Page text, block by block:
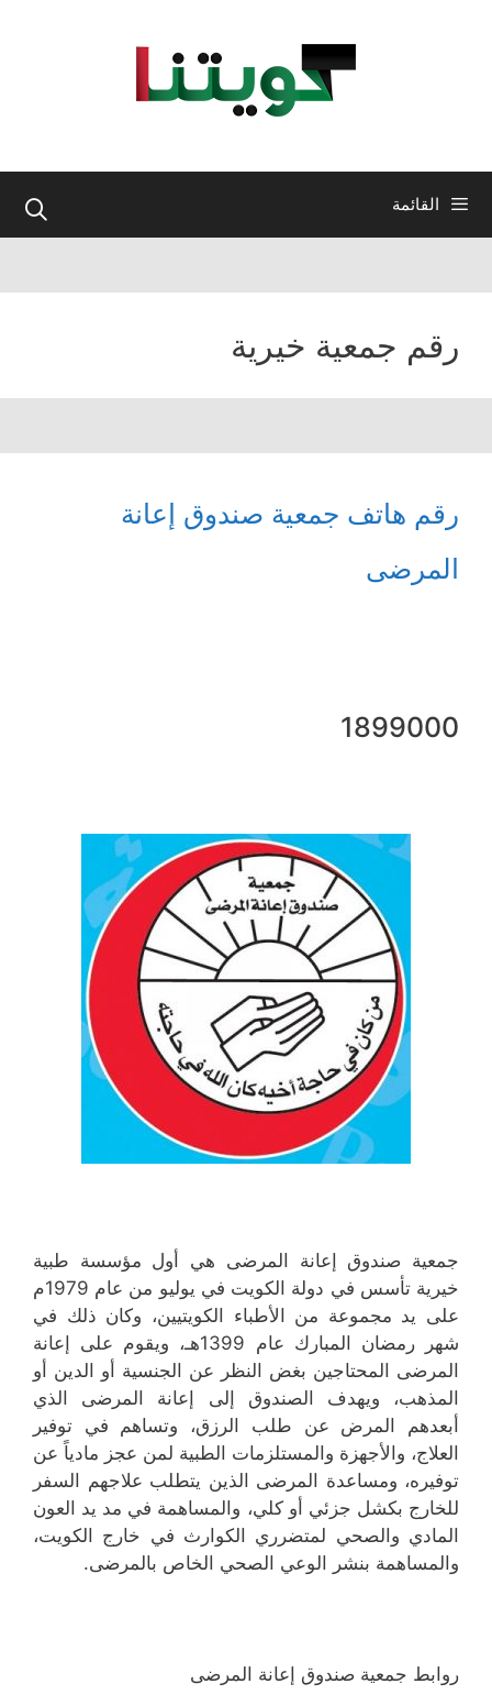
القائمة
رقم جمعية خيرية
رقم هاتف جمعية صندوق إعانة
المرضى
1899000
جمعية صندوق إعانة المرضى هي أول مؤسسة طبية
خيرية تأسس في دولة الكويت في يوليو من عام 1979م
على يد مجموعة من الأطباء الكويتيين، وكان ذلك في
شهر رمضان المبارك عام 1399هـ، ويقوم على إعانة
المرضى المحتاجين بغض النظر عن الجنسية أو الدين أو
المذهب، ويهدف الصندوق إلى إعانة المرضى الذي
أبعدهم المرض عن طلب الرزق، وتساهم في توفير
العلاج، والأجهزة والمستلزمات الطبية لمن عجز مادياً عن
توفيره، ومساعدة المرضى الذين يتطلب علاجهم السفر
للخارج بكشل جزئي أو كلي، والمساهمة في مد يد العون
المادي والصحي لمتضرري الكوارث في خارج الكويت،
والمساهمة بنشر الوعي الصحي الخاص بالمرضى.
روابط جمعية صندوق إعانة المرضى